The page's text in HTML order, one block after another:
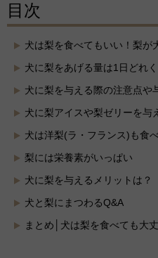
目次
犬は梨を食べてもいい！梨が
犬に梨をあげる量は1日どれ
犬に梨を与える際の注意点や
犬に梨アイスや梨ゼリーを与
犬は洋梨(ラ・フランス)も食
梨には栄養素がいっぱい
犬に梨を与えるメリットは？
犬と梨にまつわるQ&A
まとめ│犬は梨を食べても大